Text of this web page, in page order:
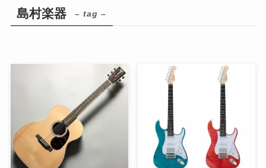
島村楽器 – tag –